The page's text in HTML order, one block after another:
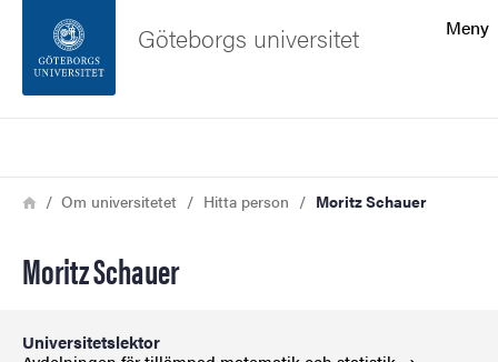
Sidfoten
Meny
Göteborgs universitet
Länkstig
HemOm universitetet Hitta person Moritz Schauer
Moritz Schauer
Universitetslektor